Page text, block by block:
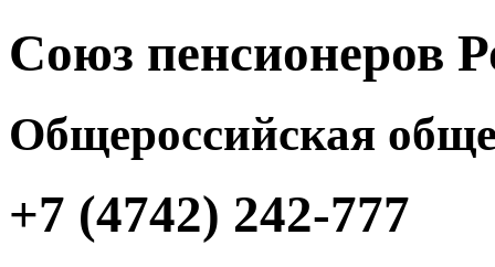
Союз пенсионеров
Общероссийская
+7 (4742) 242-777